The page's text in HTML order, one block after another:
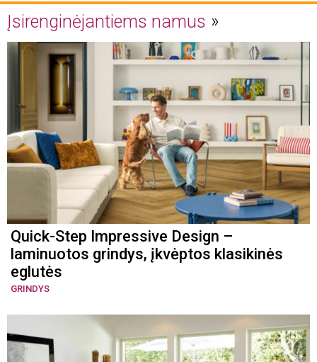
Įsirenginėjantiems namus
Quick-Step Impressive Design –
laminuotos grindys, įkvėptos klasikinės
eglutės
GRINDYS